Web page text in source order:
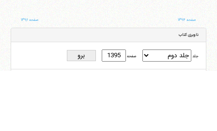
صفحه ۱۳۹۴ صفحه ۱۳۹۶
ناوبری کتاب
جلد صفحه